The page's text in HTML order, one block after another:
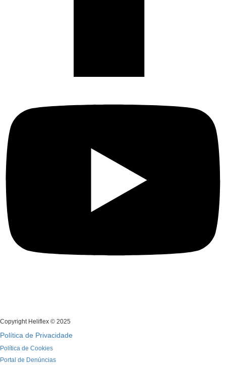
Copyright Heliflex © 2025
Política de Privacidade
Política de Cookies
Portal de Denúncias